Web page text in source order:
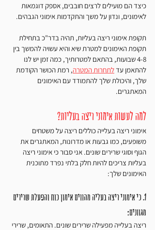
כיצד הם מועילים לרצים חובבים, אספק דוגמאות
לאימונים, ונדון על משך והתקדמות אימוני הגבהים.
תקופת אימוני ריצה בעליות, תהיה בדר"כ בתחילת
תקופת האימונים למטרת שיא והיא עשויה להמשך בין
4-8 שבועות, בהתאם למטרותיך, כמה זמן יש לנו
להתאמן עד לתחרות המטרה, רמת הכושר הקודמת
שלך, והיכולת שלך להתמודד עם האימונים
המאתגרים.
למה לעשות אימוני ריצה בעליות?
אימוני ריצה בעלייה כוללים ריצה על משטחים
משופעים, כמו גבעות או מדרונות, המאתגרים את
הגוף וסוגי שרירים שונים. אני סבור כי אימוני ריצה
בעליות צריכים להיות חלק בלתי נפרד מתוכנית
האימונים שלך:
1. כי אימוני ריצה בעליה מהווים אימון כוח והפעלת שרירים
מגוונים:
ריצה בעלייה מפעילה שרירים שונים. התאומים, שרירי